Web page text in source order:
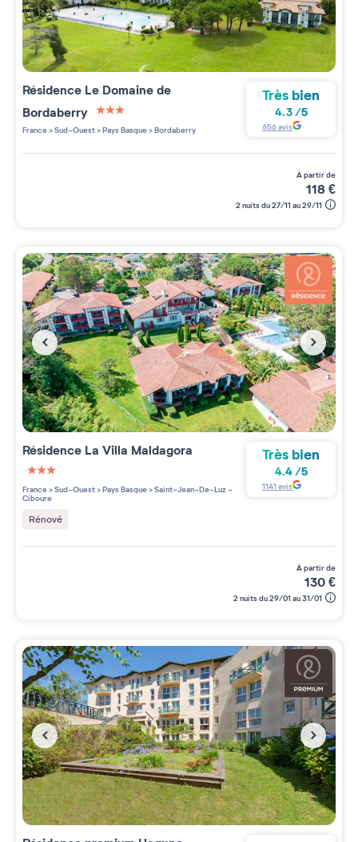
Résidence Le Domaine de
Bordaberry
3 étoiles sur 5
France>Sud-Ouest>Pays Basque>Bordaberry
Très bien
4.3/5
656avis
à partir de
118€
2 nuits du 27/11 au 29/11
Résidence La Villa Maldagora
3 étoiles sur 5
France>Sud-Ouest>Pays Basque>Saint-Jean-De-Luz -
Ciboure
Rénové
Très bien
4.4/5
1141 avis
à partir de
130€
2 nuits du 29/01 au 31/01